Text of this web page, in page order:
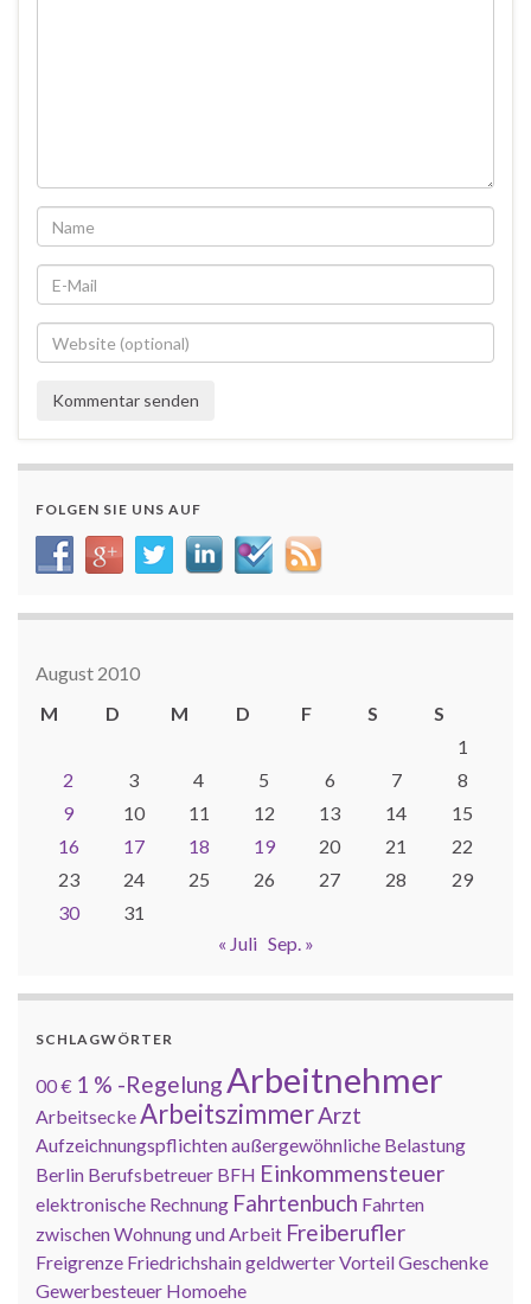
FOLGEN SIE UNS AUF
August 2010
M
D M D F S
S
1
2
3 4 5 6 7
8
9
10 11 12 13 14
15
16
17 18 19 20 21
22
23
24 25 26 27 28
29
30
31
« Juli Sep. »
SCHLAGWÖRTER
00 € 1 % -RegelungArbeitnehmer
ArbeitseckeArbeitszimmerArzt
Aufzeichnungspflichtenaußergewöhnliche Belastung
Berlin Berufsbetreuer BFH Einkommensteuer
elektronische Rechnung Fahrtenbuch Fahrten
zwischen Wohnung und Arbeit Freiberufler
Freigrenze Friedrichshaingeldwerter VorteilGeschenke
Gewerbesteuer Homoehe